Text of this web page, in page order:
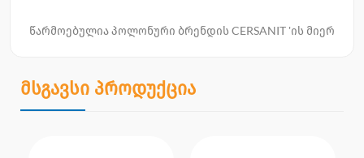
წარმოებულია პოლონური ბრენდის CERSANIT 'ის მიერ
მსგავსი პროდუქცია